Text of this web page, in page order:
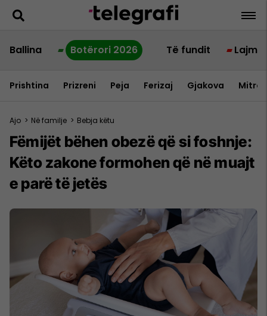
Ballina Botërori 2026 Të fundit Lajme
Prishtina Prizreni Peja Ferizaj Gjakova
Ajo > Në familje > Bebja këtu
Fëmijët bëhen obezë që si foshnje:
Këto zakone formohen që në muajt
e parë të jetës